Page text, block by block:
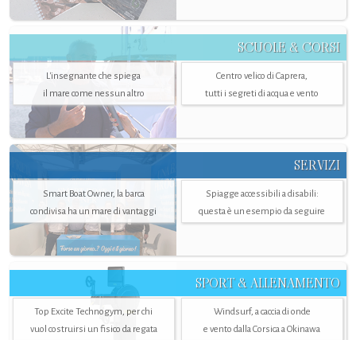
SCUOLE & CORSI
L'insegnante che spiega
il mare come nessun altro
Centro velico di Caprera,
tutti i segreti di acqua e vento
SERVIZI
Smart Boat Owner, la barca
condivisa ha un mare di vantaggi
Spiagge accessibili a disabili:
questa è un esempio da seguire
SPORT & ALLENAMENTO
Top Excite Technogym, per chi
vuol costruirsi un fisico da regata
Windsurf, a caccia di onde
e vento dalla Corsica a Okinawa